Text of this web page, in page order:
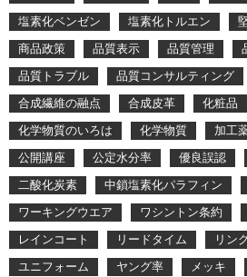
塩素化ベンゼン
塩素化トルエン
商品政策
品質表示 品質管理
品質トラブル
品質コンサルティング
合成繊維の融点
合成皮革 化粧品
化学物質のいろは
化学物質 加工
公開講座
公定水分率 優良誤認
二酸化炭素
中鎖塩素化パラフィン
ワーキングウエア
ワシントン条約
レインコート
リードタイム
リン
ユニフォーム
ヤング率 メッキ